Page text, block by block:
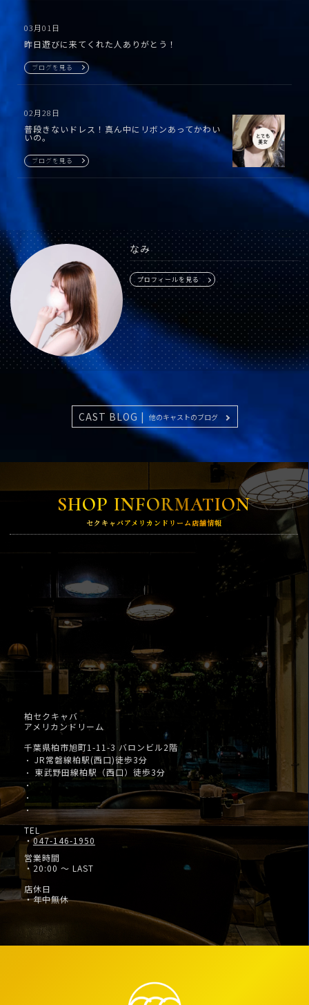
03月01日
昨日遊びに来てくれた人ありがとう！
ブログを見る
02月28日
普段きないドレス！真ん中にリボンあってかわい
いの。
ブログを見る
なみ
プロフィールを見る
CAST BLOG | 他のキャストのブログ
SHOP INFORMATION
セクキャバアメリカンドリーム店舗情報
柏セクキャバ
アメリカンドリーム
千葉県柏市旭町1-11-3 バロンビル2階
・ JR常磐線柏駅(西口)徒歩3分
・ 東武野田線柏駅（西口）徒歩3分
・
・
・
TEL
・047-146-1950
営業時間
・20:00 ～ LAST
店休日
・年中無休